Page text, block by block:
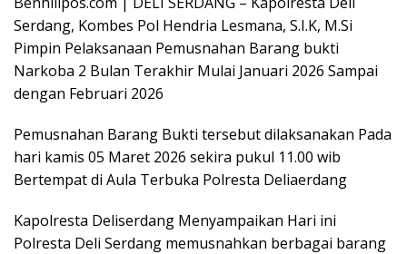
Serdang, Kombes Pol Hendria Lesmana, S.I.K, M.Si
Pimpin Pelaksanaan Pemusnahan Barang bukti
Narkoba 2 Bulan Terakhir Mulai Januari 2026 Sampai
dengan Februari 2026
Pemusnahan Barang Bukti tersebut dilaksanakan Pada
hari kamis 05 Maret 2026 sekira pukul 11.00 wib
Bertempat di Aula Terbuka Polresta Deliaerdang
Kapolresta Deliserdang Menyampaikan Hari ini
Polresta Deli Serdang memusnahkan berbagai barang